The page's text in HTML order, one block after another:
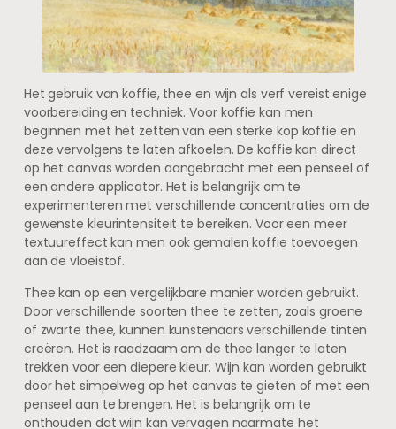
Het gebruik van koffie, thee en wijn als verf vereist enige
voorbereiding en techniek. Voor koffie kan men
beginnen met het zetten van een sterke kop koffie en
deze vervolgens te laten afkoelen. De koffie kan direct
op het canvas worden aangebracht met een penseel of
een andere applicator. Het is belangrijk om te
experimenteren met verschillende concentraties om de
gewenste kleurintensiteit te bereiken. Voor een meer
textuureffect kan men ook gemalen koffie toevoegen
aan de vloeistof.
Thee kan op een vergelijkbare manier worden gebruikt.
Door verschillende soorten thee te zetten, zoals groene
of zwarte thee, kunnen kunstenaars verschillende tinten
creëren. Het is raadzaam om de thee langer te laten
trekken voor een diepere kleur. Wijn kan worden gebruikt
door het simpelweg op het canvas te gieten of met een
penseel aan te brengen. Het is belangrijk om te
onthouden dat wijn kan vervagen naarmate het